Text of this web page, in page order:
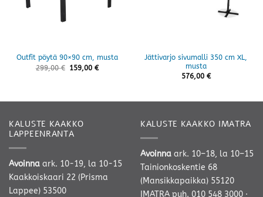
Outfit pöytä 90×90 cm, musta
299,00€ 159,00€
Jättivarjo sivumalli 350 cm XL,
musta
576,00 €
KALUSTE KAAKKO
LAPPEENRANTA
Avoinna ark. 10-19, la 10-15
Kaakkoiskaari 22 (Prisma
Lappee) 53500
KALUSTE KAAKKO IMATRA
Avoinna ark. 10–18, la 10–15
Tainionkoskentie 68
(Mansikkapaikka) 55120
IMATRA puh. 010 548 3000 ·